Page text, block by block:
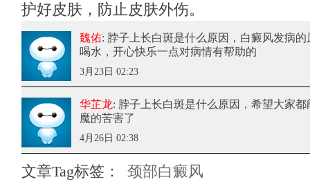
护好皮肤，防止皮肤外伤。
魏佑: 脖子上长白斑是什么原因 ，白癜风发病
喝水，开心快乐一点对病情有帮助的
3月23日 02:23
华芷龙: 脖子上长白斑是什么原因 ，希望大家
魔的苦害了
4月26日 02:38
文章Tag标签：
颈部白癜风